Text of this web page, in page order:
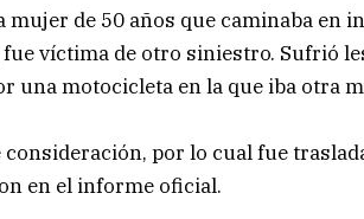
de 50 años que caminaba en
fue víctima de otro siniestro. Sufrió
una motocicleta en la que iba otra
por lo cual fue
en el informe oficial.